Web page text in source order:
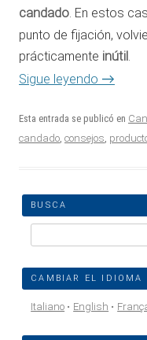
candado. En estos
punto de fijación,
prácticamente inútil .
Sigue leyendo →
Esta entrada se publicó en
candado, consejos,
BUSCA
CAMBIAR EL IDIOMA
Italiano English